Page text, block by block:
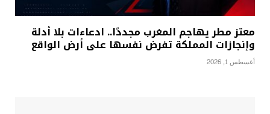
معتز مطر يهاجم المغرب مجددًا.. ادعاءات بلا أدلة
وإنجازات المملكة تفرض نفسها على أرض الواقع
أغسطس 1, 2026